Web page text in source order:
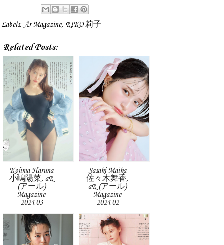
Labels: Ar Magazine, RIKO 莉子
Related Posts:
Kojima Haruna
小嶋陽菜, aR
(アール)
Magazine
2024.03
Sasaki Maika
佐々木舞香,
aR (アール)
Magazine
2024.02